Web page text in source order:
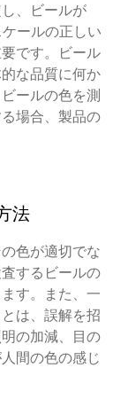
、ビールが
ールの正しい
です。ビール
な品質に何か
ールの色を測
場合、製品の
法
色が適切でな
するビールの
す。また、一
は、誤解を招
の加減、目の
間の色の感じ